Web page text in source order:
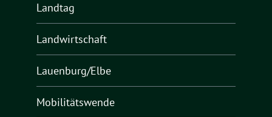
Landtag
Landwirtschaft
Lauenburg/Elbe
Mobilitätswende